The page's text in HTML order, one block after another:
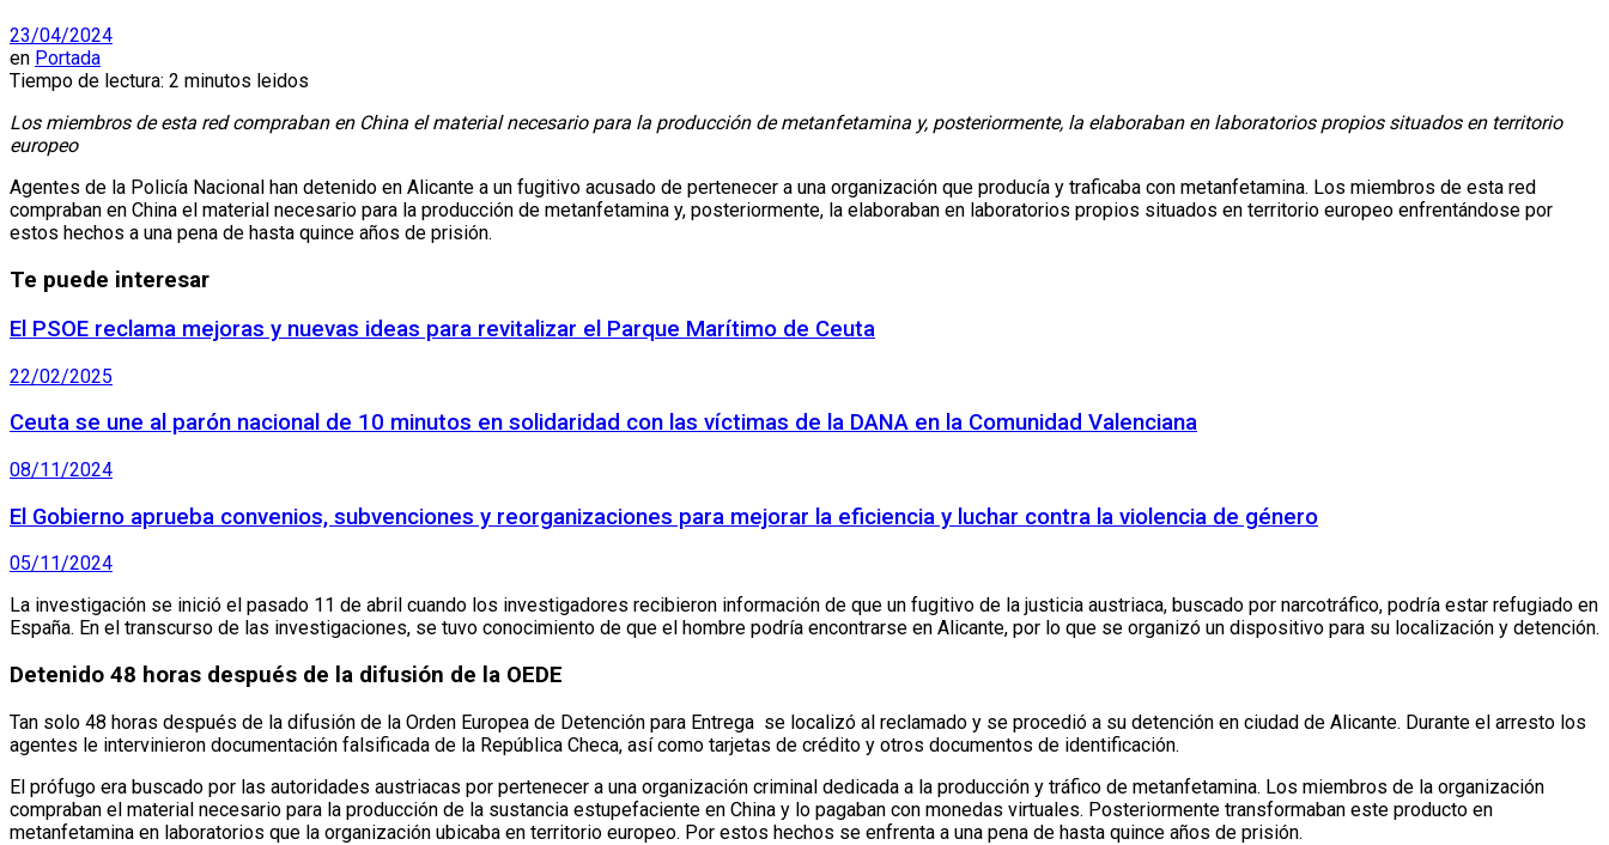
23/04/2024
en Portada
Tiempo de lectura: 2 minutos leidos
Los miembros de esta red compraban en China el material necesario para la producción de metanfetamina y, posteriormente, la elaboraban en laboratorios propios situados en territorio
europeo
Agentes de la Policía Nacional han detenido en Alicante a un fugitivo acusado de pertenecer a una organización que producía y traficaba con metanfetamina. Los miembros de esta red
compraban en China el material necesario para la producción de metanfetamina y, posteriormente, la elaboraban en laboratorios propios situados en territorio europeo enfrentándose por
estos hechos a una pena de hasta quince años de prisión.
Te puede interesar
El PSOE reclama mejoras y nuevas ideas para revitalizar el Parque Marítimo de Ceuta
22/02/2025
Ceuta se une al parón nacional de 10 minutos en solidaridad con las víctimas de la DANA en la Comunidad Valenciana
08/11/2024
El Gobierno aprueba convenios, subvenciones y reorganizaciones para mejorar la eficiencia y luchar contra la violencia de género
05/11/2024
La investigación se inició el pasado 11 de abril cuando los investigadores recibieron información de que un fugitivo de la justicia austriaca, buscado por narcotráfico, podría estar refugiado en
España. En el transcurso de las investigaciones, se tuvo conocimiento de que el hombre podría encontrarse en Alicante, por lo que se organizó un dispositivo para su localización y detención.
Detenido 48 horas después de la difusión de la OEDE
Tan solo 48 horas después de la difusión de la Orden Europea de Detención para Entrega se localizó al reclamado y se procedió a su detención en ciudad de Alicante. Durante el arresto los
agentes le intervinieron documentación falsificada de la República Checa, así como tarjetas de crédito y otros documentos de identificación.
El prófugo era buscado por las autoridades austriacas por pertenecer a una organización criminal dedicada a la producción y tráfico de metanfetamina. Los miembros de la organización
compraban el material necesario para la producción de la sustancia estupefaciente en China y lo pagaban con monedas virtuales. Posteriormente transformaban este producto en
metanfetamina en laboratorios que la organización ubicaba en territorio europeo. Por estos hechos se enfrenta a una pena de hasta quince años de prisión.